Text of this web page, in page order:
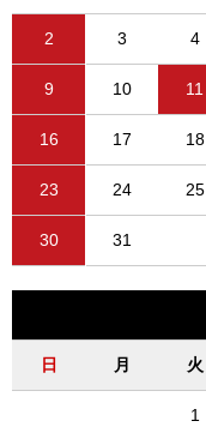
2 3 4
9 10 11
16 17 18
23 24 25
30 31
日 月 火
1